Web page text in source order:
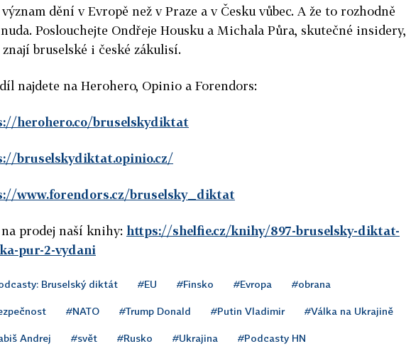
dění v Evropě než v Praze a v Česku vůbec. A že to rozhodně
Poslouchejte Ondřeje Housku a Michala Půra, skutečné insidery,
bruselské i české zákulisí.
najdete na Herohero, Opinio a Forendors:
herohero.co/bruselskydiktat
bruselskydiktat.opinio.cz/
www.forendors.cz/bruselsky_diktat
prodej naší knihy: https://shelfie.cz/knihy/897-bruselsky-diktat-
pur-2-vydani
Bruselský diktát #EU #Finsko #Evropa #obrana
#NATO #Trump Donald #Putin Vladimir #Válka na Ukrajině
Andrej #svět #Rusko #Ukrajina #Podcasty HN